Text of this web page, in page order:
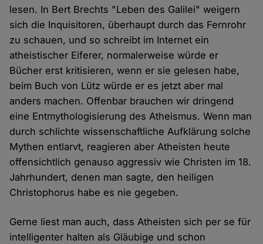
lesen. In Bert Brechts "Leben des Galilei" weigern
sich die Inquisitoren, überhaupt durch das Fernrohr
zu schauen, und so schreibt im Internet ein
atheistischer Eiferer, normalerweise würde er
Bücher erst kritisieren, wenn er sie gelesen habe,
beim Buch von Lütz würde er es jetzt aber mal
anders machen. Offenbar brauchen wir dringend
eine Entmythologisierung des Atheismus. Wenn man
durch schlichte wissenschaftliche Aufklärung solche
Mythen entlarvt, reagieren aber Atheisten heute
offensichtlich genauso aggressiv wie Christen im 18.
Jahrhundert, denen man sagte, den heiligen
Christophorus habe es nie gegeben.
Gerne liest man auch, dass Atheisten sich per se für
intelligenter halten als Gläubige und schon